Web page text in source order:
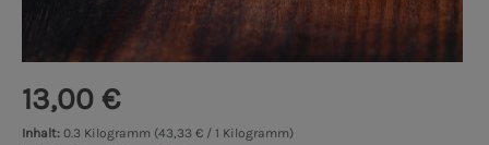
13,00 €
Inhalt: 0.3 Kilogramm (43,33 € / 1 Kilogramm)